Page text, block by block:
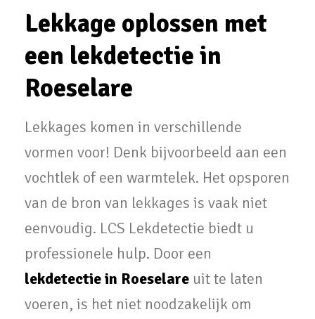
Lekkage oplossen met
een lekdetectie in
Roeselare
Lekkages komen in verschillende
vormen voor! Denk bijvoorbeeld aan een
vochtlek of een warmtelek. Het opsporen
van de bron van lekkages is vaak niet
eenvoudig. LCS Lekdetectie biedt u
professionele hulp. Door een
lekdetectie in Roeselare uit te laten
voeren, is het niet noodzakelijk om